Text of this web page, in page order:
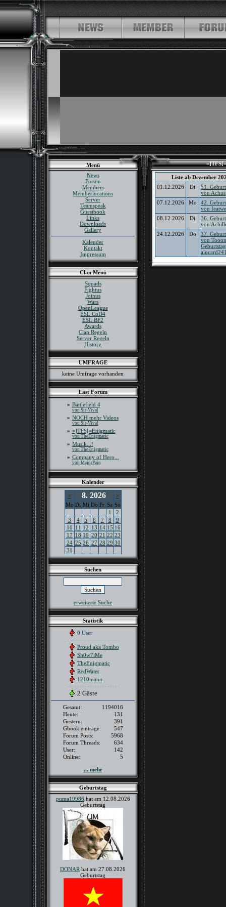
Menü
News
Forum
Members
Memberlocations
Server
Teamspeak
Guestbook
Links
Downloads
Gallery
Kalender
Kontakt
Impressum
Clan Menü
Squads
Fightus
Joinus
Wars
OpenLeague
ESL CoD4
ESL BF2
Awards
Clan Regeln
Server Regeln
History
UMFRAGE
keine Umfrage vorhanden
Last Forum
» Battlefield 4
von Sir-Vival
» NOCH mehr Videos
von Sir-Vival
» =]TFS[=Enigmatic
von TheEnigmatic
» Musik...!
von TheEnigmatic
» Company of Hero...
von MajorPain
Kalender
< 8. 2026
>
Mo Di Mi Do Fr Sa So
1
2
3
4 5 6 7 8
9
10 11 12 13 14 15 16
17 18 19 20 21 22 23
24 25 26 27 28 29 30
31
Suchen
erweiterte Suche
Statistik
0 User
Proud aka Tombo
Sh0w7iMe
TheEnigmatic
RedWater
1210mann
2 Gäste
Gesamt:
1194016
Heute:
131
Gestern:
391
Gbook einträge:
547
Forum Posts:
5968
Forum Threads:
634
User:
142
Online:
5
... mehr
Geburtstag
puma19986hat am 12.08.2026
Geburtstag
DONAR hat am 27.08.2026
Geburtstag
Liste ab Dezember
01.12.2026
Di
51.
von Achus
07.12.2026
Mo
42.
von
08.12.2026
Di
36.
von
24.12.2026
Do
37.
von